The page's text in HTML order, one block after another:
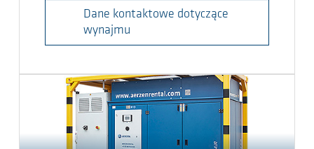
Dane kontaktowe dotyczące
wynajmu